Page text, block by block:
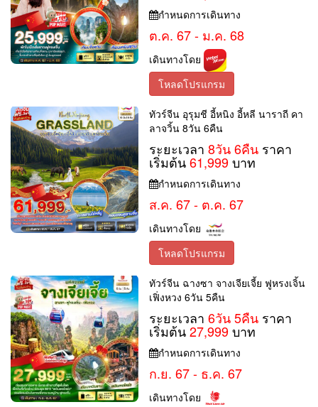
กำหนดการเดินทาง
ต.ค. 67 - ม.ค. 68
เดินทางโดย
โหลดโปรแกรม
ทัวร์จีน อุรุมชี อี้หนิง อี้หลี นาราถี คา
ลาจวิ้น 8วัน 6คืน
ระยะเวลา8วัน 6คืน ราคา
เริ่มต้น61,999บาท
กำหนดการเดินทาง
ส.ค. 67 - ต.ค. 67
เดินทางโดย
โหลดโปรแกรม
ทัวร์จีน ฉางซา จางเจียเจี้ย ฟูหรงเจิ้น
เฟิ่งหวง 6วัน 5คืน
ระยะเวลา6วัน 5คืน ราคา
เริ่มต้น27,999บาท
กำหนดการเดินทาง
ก.ย. 67 - ธ.ค. 67
เดินทางโดย